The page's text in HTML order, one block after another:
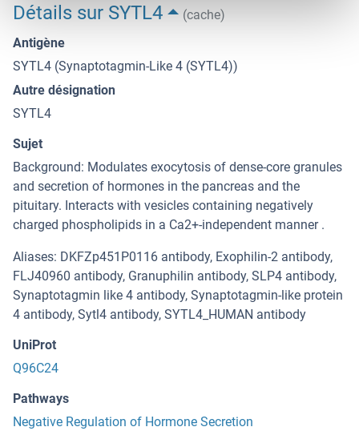
Détails sur SYTL4
(cache)
Antigène
SYTL4 (Synaptotagmin-Like 4 (SYTL4))
Autre désignation
SYTL4
Sujet
Background: Modulates exocytosis of dense-core granules
and secretion of hormones in the pancreas and the
pituitary. Interacts with vesicles containing negatively
charged phospholipids in a Ca2+-independent manner .
Aliases: DKFZp451P0116 antibody, Exophilin-2 antibody,
FLJ40960 antibody, Granuphilin antibody, SLP4 antibody,
Synaptotagmin like 4 antibody, Synaptotagmin-like protein
4 antibody, Sytl4 antibody, SYTL4_HUMAN antibody
UniProt
Q96C24
Pathways
Negative Regulation of Hormone Secretion